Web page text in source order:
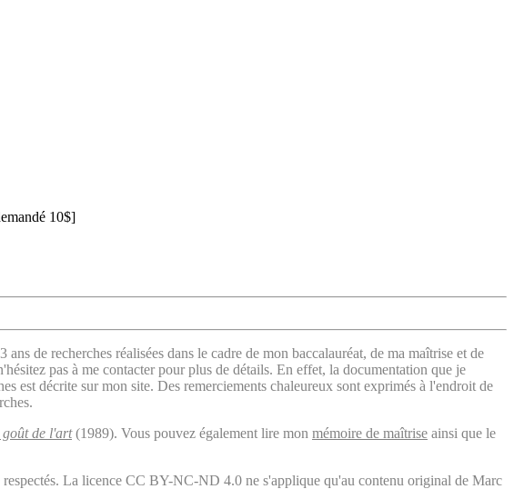
10$]
de recherches réalisées dans le cadre de mon baccalauréat, de ma maîtrise et de
pas à me contacter pour plus de détails. En effet, la documentation que je
est décrite sur mon site. Des remerciements chaleureux sont exprimés à l'endroit de
goût de l'art(1989). Vous pouvez également lire mon mémoire de maîtrise ainsi que le
La licence CC BY-NC-ND 4.0 ne s'applique qu'au contenu original de Marc